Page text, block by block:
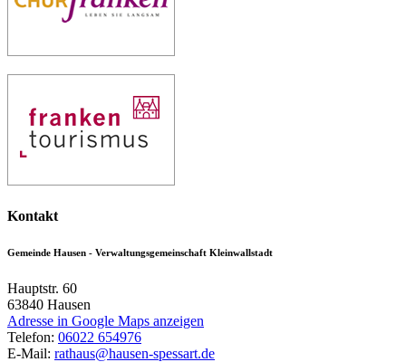
Kontakt
Gemeinde Hausen - Verwaltungsgemeinschaft Kleinwallstadt
Hauptstr. 60
63840 Hausen
Adresse in Google Maps anzeigen
Telefon: 06022 654976
E-Mail: rathaus@hausen-spessart.de